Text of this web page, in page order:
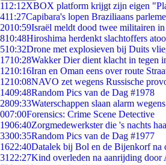
112:12XBOX platform krijgt zijn eigen
411:27Capibara's lopen Braziliaans
2010:59Israël meldt dood twee militairen
810:48Hiroshima herdenkt slachtoffers
510:32Drone met explosieven bij Duits
1710:28Wakker Dier dient klacht in tegen
1210:16Iran en Oman eens over route
1210:08NAVO zet wegens Russische
1409:48Random Pics van de Dag #1978
2809:33Waterschappen slaan alarm
007:00Forensics: Crime Scene Detective
1906:40Zorgmedewerkster die 's nachts
3300:35Random Pics van de Dag #1977
1622:40Datalek bij Bol en de Bijenkorf na
31 22:27Kind overleden na aanrijding door